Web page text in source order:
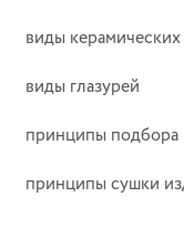
виды
виды глазурей
принципы подбора
принципы сушки